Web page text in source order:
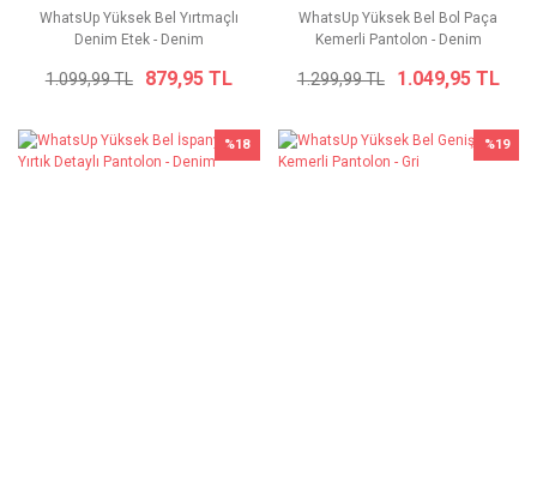
WhatsUp Yüksek Bel Yırtmaçlı
Denim Etek - Denim
1.099,99 TL 879,95 TL
WhatsUp Yüksek Bel Bol Paça
Kemerli Pantolon - Denim
1.299,99 TL 1.049,95 TL
%18 %19